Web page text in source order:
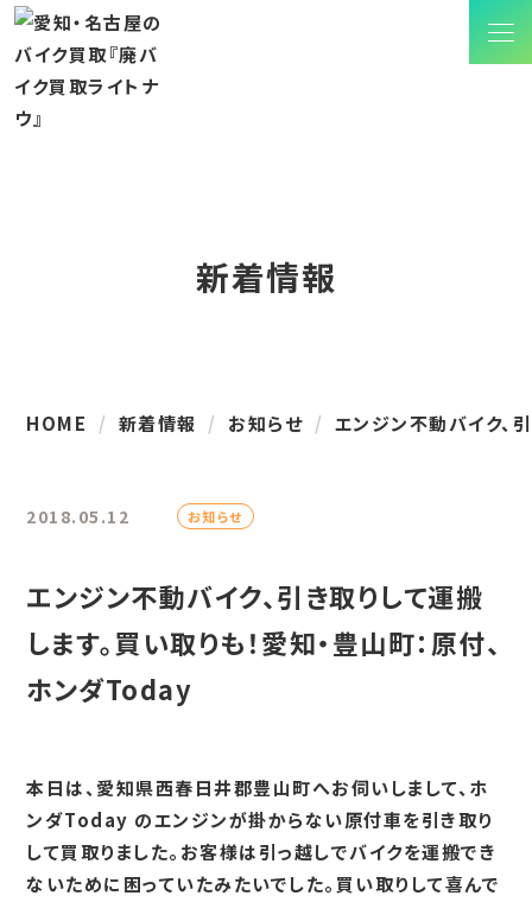
新着情報
HOME 新着情報 お知らせ エンジン不動バイク、
2018.05.12 お知らせ
エンジン不動バイク、引き取りして運搬
します。買い取りも！愛知・豊山町：原付、
ホンダToday
本日は、愛知県西春日井郡豊山町へお伺いしまして、ホ
ンダToday のエンジンが掛からない原付車を引き取り
して買取りました。お客様は引っ越しでバイクを運搬でき
ないために困っていたみたいでした。買い取りして喜んで